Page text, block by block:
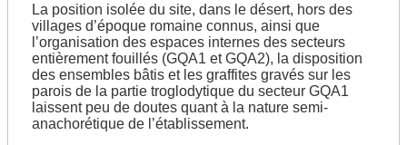
La position isolée du site, dans le désert, hors des
villages d’époque romaine connus, ainsi que
l’organisation des espaces internes des secteurs
entièrement fouillés (GQA1 et GQA2), la disposition
des ensembles bâtis et les graffites gravés sur les
parois de la partie troglodytique du secteur GQA1
laissent peu de doutes quant à la nature semi-
anachorétique de l’établissement.